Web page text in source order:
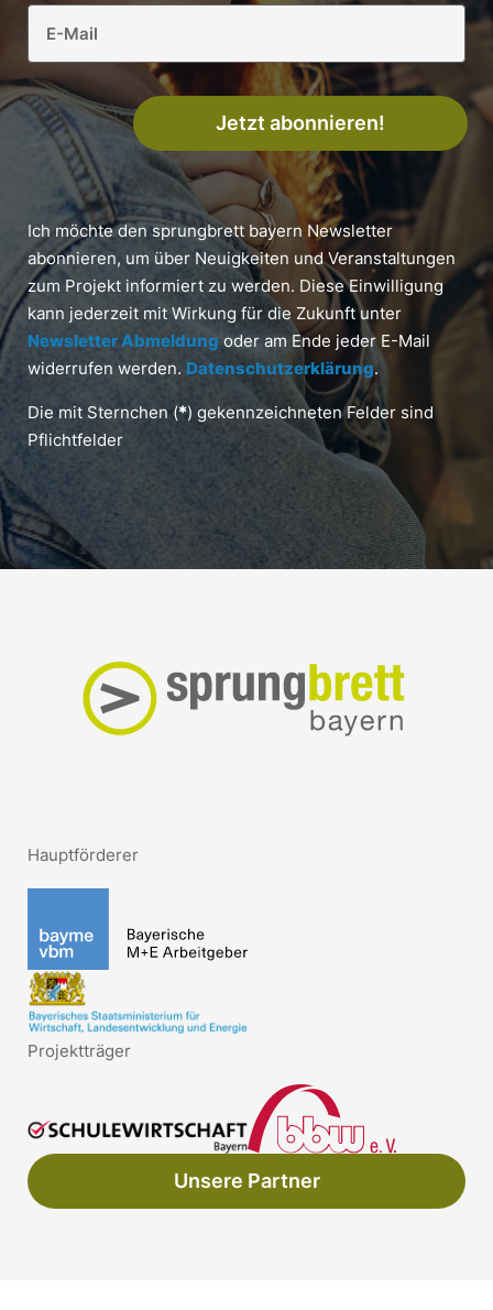
Jetzt abonnieren!
Ich möchte den sprungbrett bayern Newsletter
abonnieren, um über Neuigkeiten und Veranstaltungen
zum Projekt informiert zu werden. Diese Einwilligung
kann jederzeit mit Wirkung für die Zukunft unter
Newsletter Abmeldung oder am Ende jeder E-Mail
widerrufen werden. Datenschutzerklärung.
Die mit Sternchen (*) gekennzeichneten Felder sind
Pflichtfelder
Hauptförderer
Projektträger
Unsere Partner